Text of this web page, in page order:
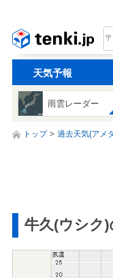
天気予報
雨雲レーダー
トップ 過去天気(アメ
牛久(ウシク